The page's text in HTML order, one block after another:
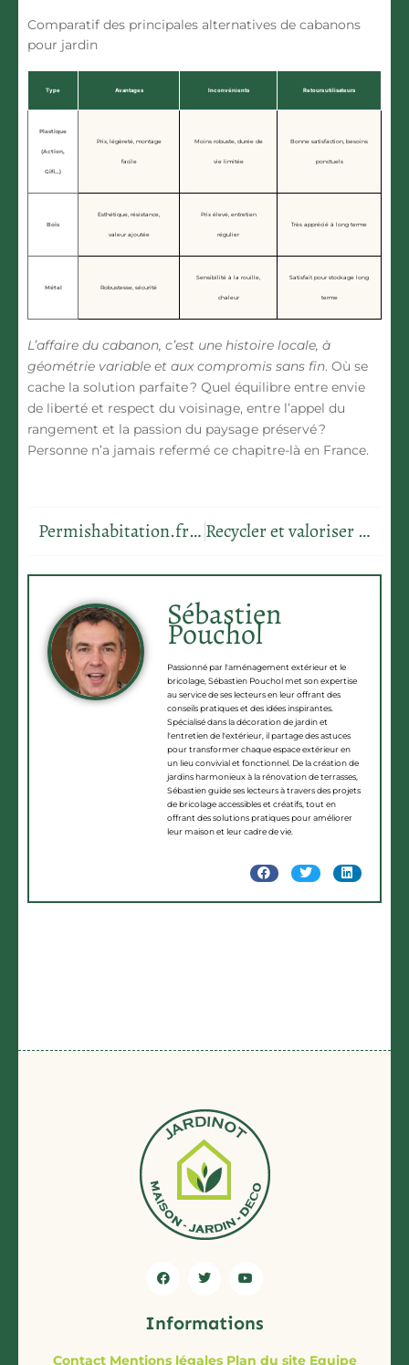
Comparatif des principales alternatives de cabanons
pour jardin
Type Avantages Inconvénients Retours utilisateurs
Plastique
(Action,
Gifi…)
Prix, légèreté, montage
facile
Moins robuste, durée de
vie limitée
Bonne satisfaction, besoins
ponctuels
Bois
Esthétique, résistance,
valeur ajoutée
Prix élevé, entretien
régulier
Très apprécié à long terme
Métal Robustesse, sécurité
Sensibilité à la rouille,
chaleur
Satisfait pour stockage long
terme
L’affaire du cabanon, c’est une histoire locale, à
géométrie variable et aux compromis sans fin. Où se
cache la solution parfaite ? Quel équilibre entre envie
de liberté et respect du voisinage, entre l’appel du
rangement et la passion du paysage préservé ?
Personne n’a jamais refermé ce chapitre-là en France.
Permishabitation.fr : la plateforme qui simplifie la gestion de vos projets maison Recycler et valoriser les métaux : un geste écologique aux grands effets
Sébastien
Pouchol
Passionné par l'aménagement extérieur et le
bricolage, Sébastien Pouchol met son expertise
au service de ses lecteurs en leur offrant des
conseils pratiques et des idées inspirantes.
Spécialisé dans la décoration de jardin et
l'entretien de l'extérieur, il partage des astuces
pour transformer chaque espace extérieur en
un lieu convivial et fonctionnel. De la création de
jardins harmonieux à la rénovation de terrasses,
Sébastien guide ses lecteurs à travers des projets
de bricolage accessibles et créatifs, tout en
offrant des solutions pratiques pour améliorer
leur maison et leur cadre de vie.
Informations
Contact Mentions légales Plan du site Equipe